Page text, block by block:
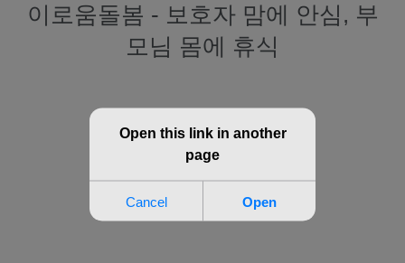
이로움돌봄 - 보호자 맘에 안심, 부
모님 몸에 휴식